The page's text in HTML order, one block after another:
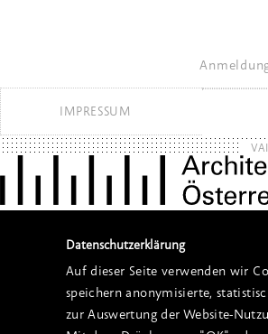
IMPRESSUM
Datenschutzerklärung
Auf dieser Seite verwenden wir
speichern anonymisierte,
zur Auswertung der Website-